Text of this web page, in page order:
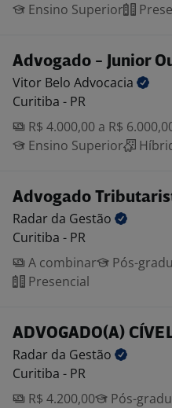
Ensino Superior
Advogado - Junior
Vitor Belo Advocacia
Curitiba - PR
R$ 4.000,00 a R$
Ensino Superior
Advogado
Radar da Gestão
Curitiba - PR
A combinar
Pós-
Presencial
ADVOGADO(A)
Radar da Gestão
Curitiba - PR
R$ 4.200,00
Pós-